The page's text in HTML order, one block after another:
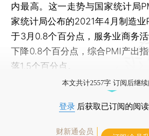
内最高。这一走势与国家统计局
家统计局公布的2021年4月制造业
于3月0.8个百分点，服务业商务
下降0.8个百分点，综合PMI产出
落1.5个百分点。
本文共计2557字 订阅后继
登录 后获取已订阅的阅
财新通会员